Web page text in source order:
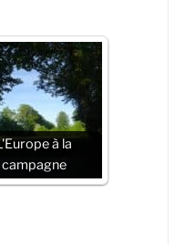
à la
campagne